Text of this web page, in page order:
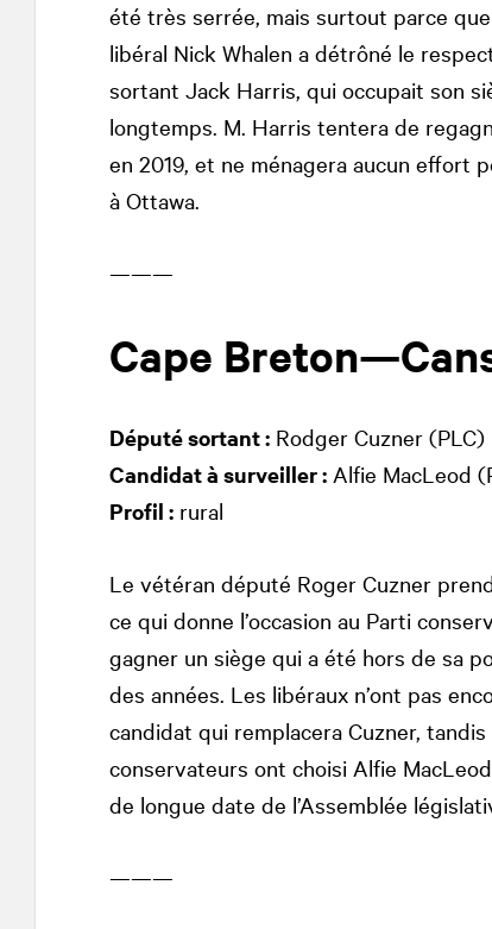
été très serrée, mais surtout parce
libéral Nick Whalen a détrôné le
sortant Jack Harris, qui occupait son
longtemps. M. Harris tentera de
en 2019, et ne ménagera aucun effort
à Ottawa.
———
Cape
Député sortant :Rodger Cuzner (PLC)
Candidat à surveiller :Alfie MacLeod
Profil :rural
Le vétéran député Roger Cuzner
ce qui donne l’occasion au Parti
gagner un siège qui a été hors de sa
des années. Les libéraux n’ont pas
candidat qui remplacera Cuzner, tandis
conservateurs ont choisi Alfie
de longue date de l’Assemblée
———